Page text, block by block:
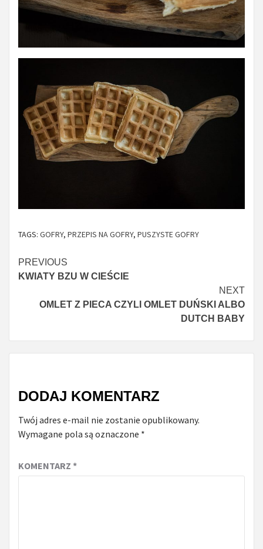
TAGS: GOFRY, PRZEPIS NA GOFRY, PUSZYSTE GOFRY
Continue
Reading
PREVIOUS
KWIATY BZU W CIEŚCIE
NEXT
OMLET Z PIECA CZYLI OMLET DUŃSKI ALBO
DUTCH BABY
DODAJ KOMENTARZ
Twój adres e-mail nie zostanie opublikowany.
Wymagane pola są oznaczone *
KOMENTARZ *